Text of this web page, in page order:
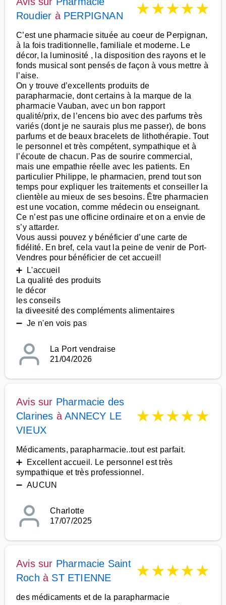
Roudier à PERPIGNAN ★★★★★
C’est une pharmacie située au coeur de Perpignan,
à la fois traditionnelle, familiale et moderne. Le
décor, la luminosité , la disposition des rayons et le
fonds musical sont pensés de façon à vous mettre à
l’aise.
On y trouve d’excellents produits de
parapharmacie, dont certains à la marque de la
pharmacie Vauban, avec un bon rapport
qualité/prix, de l’encens bio avec des parfums très
variés (dont je ne saurais plus me passer), de bons
parfums et de beaux bracelets de lithothérapie. Tout
le personnel et très compétent, sympathique et à
l’écoute de chacun. Pas de sourire commercial,
mais une empathie réelle avec les patients. En
particulier Philippe, le pharmacien, prend tout son
temps pour expliquer les traitements et conseiller la
clientèle au mieux de ses besoins. Être pharmacien
est une vocation, comme médecin ou enseignant.
Ce n’est pas une officine ordinaire et on a envie de
s’y attarder.
Vous aussi pouvez y bénéficier d’une carte de
fidélité. En bref, cela vaut la peine de venir de Port-
Vendres pour bénéficier de cet accueil!
➕ L'accueil
La qualité des produits
le décor
les conseils
la diveesité des compléments alimentaires
➖ Je n'en vois pas
La Port vendraise
21/04/2026
Avis sur Pharmacie des
Clarines àANNECY LE
VIEUX
★★★★★
Médicaments, parapharmacie..tout est parfait.
➕ Excellent accueil. Le personnel est très
sympathique et très professionnel.
➖ AUCUN
Charlotte
17/07/2025
Avis sur Pharmacie Saint
Roch à ST ETIENNE ★★★★★
des médicaments et de la parapharmacie